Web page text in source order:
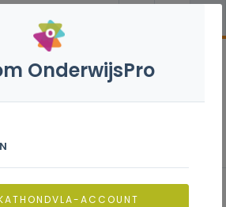
beleid
OnderwijsPro
ACCOUNT